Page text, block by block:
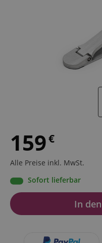
159€
Alle Preise inkl. MwSt.
Sofort lieferbar
In